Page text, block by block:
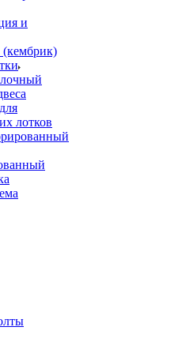
и
лотков